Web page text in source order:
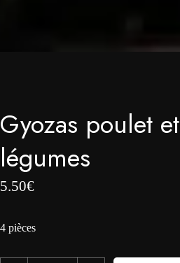
Gyozas poulet et
légumes
5.50€
4 pièces